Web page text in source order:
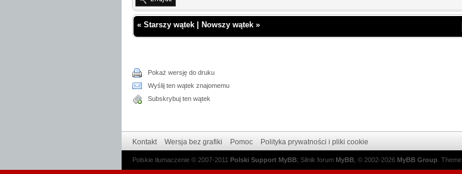
« Starszy wątek Nowszy wątek »
Pokaż wersję do druku
Wyślij ten wątek znajomemu
Subskrybuj ten wątek
Kontakt Wersja bez grafiki Pomoc Polityka prywatności i pliki cookie
Polskie tłumaczenie © 2007-2011 Polski Support MyBB; Silnik forum MyBB , © 2002-2026 MyBB Group